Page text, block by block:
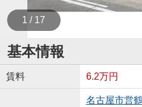
1 / 17
基本情報
賃料 6.2万円
名古屋市営